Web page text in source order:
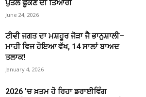
ਪੁਤਲੇ ਫੂਕਣ ਦੀ ਤਿਆਰੀ
June 24, 2026
ਟੀਵੀ ਜਗਤ ਦਾ ਮਸ਼ਹੂਰ ਜੋੜਾ ਜੈ ਭਾਨੁਸ਼ਾਲੀ–
ਮਾਹੀ ਵਿਜ ਹੋਇਆ ਵੱਖ, 14 ਸਾਲਾਂ ਬਾਅਦ
ਤਲਾਕ!
January 4, 2026
2026 ’ਚ ਖ਼ਤਮ ਹੋ ਰਿਹਾ ਡਰਾਈਵਿੰਗ